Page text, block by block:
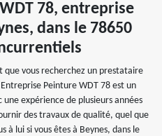
78, entreprise
dans le 78650
que vous recherchez un prestataire
Peinture WDT 78 est un
expérience de plusieurs années
des travaux de qualité, quel que
à lui si vous êtes à Beynes, dans le